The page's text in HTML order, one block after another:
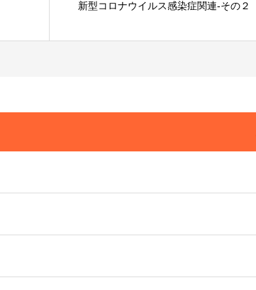
新型コロナウイルス感染症関連-その２